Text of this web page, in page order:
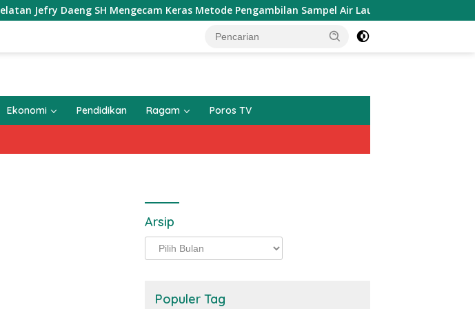
Daeng SH Mengecam Keras Metode Pengambilan Sampel Air Laut di Laut yang Bersih
Ekonomi Pendidikan Ragam Poros TV
Arsip
Arsip
Populer Tag